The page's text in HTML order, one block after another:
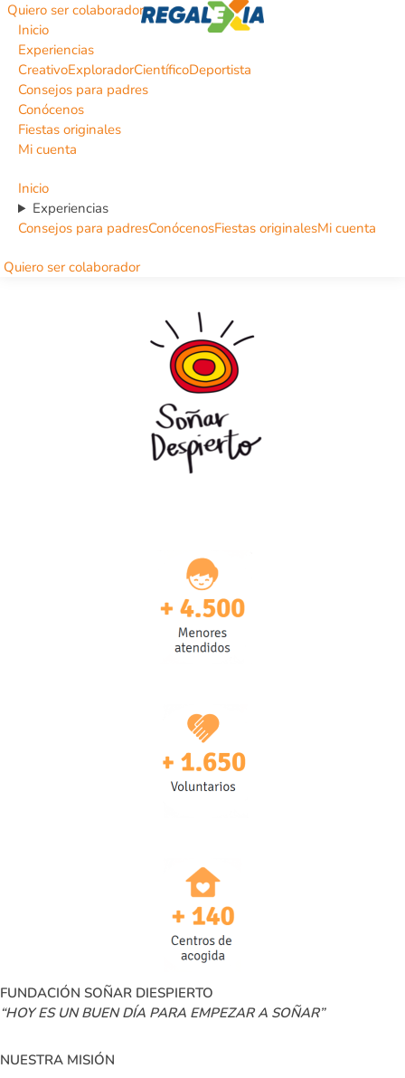
Quiero ser colaborador
Inicio
Experiencias
CreativoExploradorCientíficoDeportista
Consejos para padres
Conócenos
Fiestas originales
Mi cuenta
Inicio
Experiencias
Consejos para padresConócenosFiestas originalesMi cuenta
Quiero ser colaborador
FUNDACIÓN SOÑAR DIESPIERTO
“HOY ES UN BUEN DÍA PARA EMPEZAR A SOÑAR”
NUESTRA MISIÓN